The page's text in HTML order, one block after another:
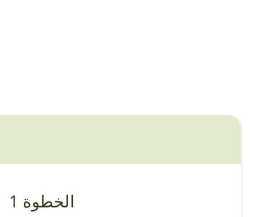
الخطوة 1